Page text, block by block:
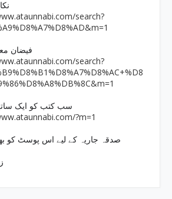
��
search?
�� فیضان
search?
��سب کتب کو ایک
?m=1
��صدقہ جاریہ کے لیے اس پوسٹ کو